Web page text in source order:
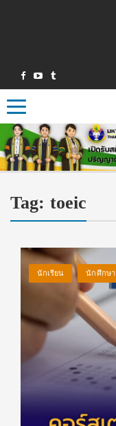
Toggle navigation
Tag: toeic
นักเรียน นักศึกษา